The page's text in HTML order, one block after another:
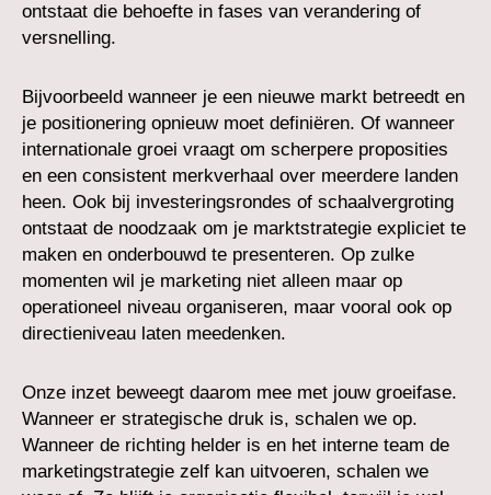
ontstaat die behoefte in fases van verandering of
versnelling.
Bijvoorbeeld wanneer je een nieuwe markt betreedt en
je positionering opnieuw moet definiëren. Of wanneer
internationale groei vraagt om scherpere proposities
en een consistent merkverhaal over meerdere landen
heen. Ook bij investeringsrondes of schaalvergroting
ontstaat de noodzaak om je marktstrategie expliciet te
maken en onderbouwd te presenteren. Op zulke
momenten wil je marketing niet alleen maar op
operationeel niveau organiseren, maar vooral ook op
directieniveau laten meedenken.
Onze inzet beweegt daarom mee met jouw groeifase.
Wanneer er strategische druk is, schalen we op.
Wanneer de richting helder is en het interne team de
marketingstrategie zelf kan uitvoeren, schalen we